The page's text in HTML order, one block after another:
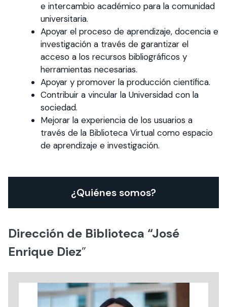
e intercambio académico para la comunidad
universitaria.
Apoyar el proceso de aprendizaje, docencia e
investigación a través de garantizar el
acceso a los recursos bibliográficos y
herramientas necesarias.
Apoyar y promover la producción científica.
Contribuir a vincular la Universidad con la
sociedad.
Mejorar la experiencia de los usuarios a
través de la Biblioteca Virtual como espacio
de aprendizaje e investigación.
¿Quiénes somos?
Dirección de Biblioteca “José
Enrique Diez”